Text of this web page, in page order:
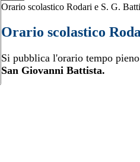
Orario scolastico Rodari e S. G.
Orario scolastico
Si pubblica l'orario tempo
San Giovanni Battista.